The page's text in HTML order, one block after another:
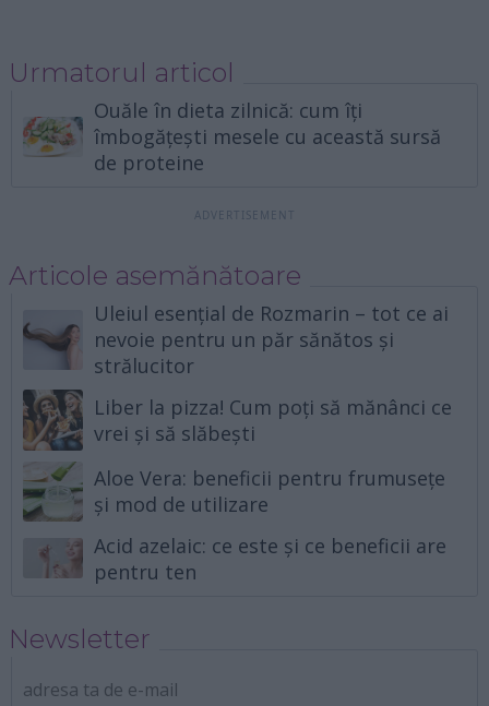
Urmatorul articol
Ouăle în dieta zilnică: cum îți
îmbogățești mesele cu această sursă
de proteine
Articole asemănătoare
Uleiul esențial de Rozmarin – tot ce ai
nevoie pentru un păr sănătos și
strălucitor
Liber la pizza! Cum poți să mănânci ce
vrei și să slăbești
Aloe Vera: beneficii pentru frumusețe
și mod de utilizare
Acid azelaic: ce este și ce beneficii are
pentru ten
Newsletter
adresa ta de e-mail